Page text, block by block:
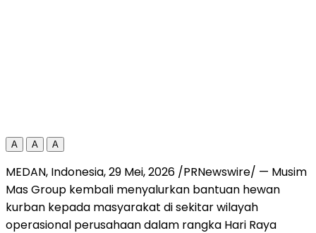
A A A
MEDAN, Indonesia,29 Mei, 2026 /PRNewswire/ — Musim
Mas Group kembali menyalurkan bantuan hewan
kurban kepada masyarakat di sekitar wilayah
operasional perusahaan dalam rangka Hari Raya